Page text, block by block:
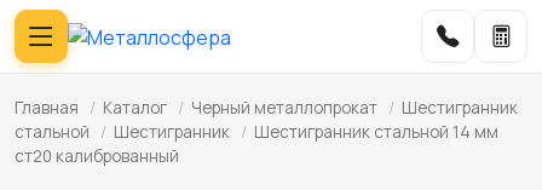
Главная / Каталог / Черный металлопрокат / Шестигранник
стальной
/ Шестигранник / Шестигранник стальной 14 мм
ст20 калиброванный